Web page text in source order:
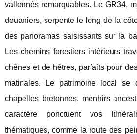
vallonnés remarquables. Le GR34,
douaniers, serpente le long de la
des panoramas saisissants sur la
Les chemins forestiers intérieurs
chênes et de hêtres, parfaits pour
matinales. Le patrimoine local se
chapelles bretonnes, menhirs
caractère ponctuent vos
thématiques, comme la route des